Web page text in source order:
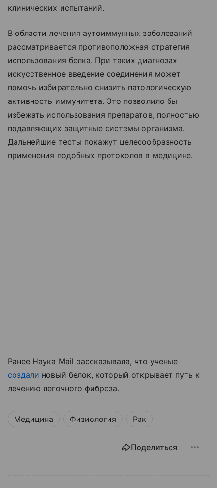
клинических испытаний.
В области лечения аутоиммунных заболеваний
рассматривается противоположная стратегия
использования белка. При таких диагнозах
искусственное введение соединения может
помочь избирательно снизить патологическую
активность иммунитета. Это позволило бы
избежать использования препаратов, полностью
подавляющих защитные системы организма.
Дальнейшие тесты покажут целесообразность
применения подобных протоколов в медицине.
Ранее Наука Mail рассказывала, что ученые
создали новый белок, который открывает путь к
лечению легочного фиброза.
Медицина Физиология Рак
Поделиться